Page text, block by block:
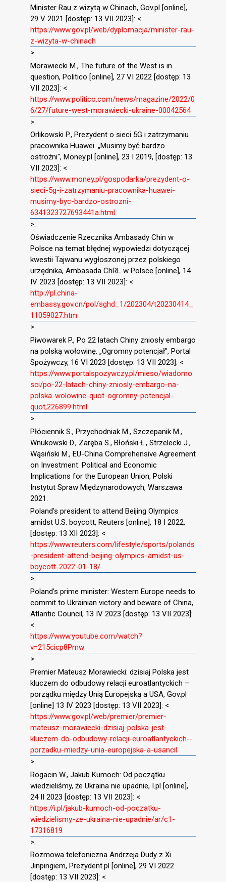
Minister Rau z wizytą w Chinach, Gov.pl [online],
29 V 2021 [dostęp: 13 VII 2023]: <
https://www.gov.pl/web/dyplomacja/minister-rau-
z-wizyta-w-chinach
>.
Morawiecki M., The future of the West is in
question, Politico [online], 27 VI 2022 [dostęp: 13
VII 2023]: <
https://www.politico.com/news/magazine/2022/0
6/27/future-west-morawiecki-ukraine-00042564
>.
Orlikowski P., Prezydent o sieci 5G i zatrzymaniu
pracownika Huawei. „Musimy być bardzo
ostrożni", Money.pl [online], 23 I 2019, [dostęp: 13
VII 2023]: <
https://www.money.pl/gospodarka/prezydent-o-
sieci-5g-i-zatrzymaniu-pracownika-huawei-
musimy-byc-bardzo-ostrozni-
6341323727693441a.html
>.
Oświadczenie Rzecznika Ambasady Chin w
Polsce na temat błędnej wypowiedzi dotyczącej
kwestii Tajwanu wygłoszonej przez polskiego
urzędnika, Ambasada ChRL w Polsce [online], 14
IV 2023 [dostęp: 13 VII 2023]: <
http://pl.china-
embassy.gov.cn/pol/sghd_1/202304/t20230414_
11059027.htm
>.
Piwowarek P., Po 22 latach Chiny zniosły embargo
na polską wołowinę. „Ogromny potencjał”, Portal
Spożywczy, 16 VI 2023 [dostęp: 13 VII 2023]: <
https://www.portalspozywczy.pl/mieso/wiadomo
sci/po-22-latach-chiny-zniosly-embargo-na-
polska-wolowine-quot-ogromny-potencjal-
quot,226899.html
>.
Płóciennik S., Przychodniak M., Szczepanik M.,
Wnukowski D., Zaręba S., Błoński Ł., Strzelecki J.,
Wąsiński M., EU-China Comprehensive Agreement
on Investment: Political and Economic
Implications for the European Union, Polski
Instytut Spraw Międzynarodowych, Warszawa
2021.
Poland's president to attend Beijing Olympics
amidst U.S. boycott, Reuters [online], 18 I 2022,
[dostęp: 13 XII 2023]: <
https://www.reuters.com/lifestyle/sports/polands
-president-attend-beijing-olympics-amidst-us-
boycott-2022-01-18/
>.
Poland’s prime minister: Western Europe needs to
commit to Ukrainian victory and beware of China,
Atlantic Council, 13 IV 2023 [dostęp: 13 VII 2023]:
<
https://www.youtube.com/watch?
v=215cicp8Pmw
>.
Premier Mateusz Morawiecki: dzisiaj Polska jest
kluczem do odbudowy relacji euroatlantyckich –
porządku między Unią Europejską a USA, Gov.pl
[online] 13 IV 2023 [dostęp: 13 VII 2023]: <
https://www.gov.pl/web/premier/premier-
mateusz-morawiecki-dzisiaj-polska-jest-
kluczem-do-odbudowy-relacji-euroatlantyckich--
porzadku-miedzy-unia-europejska-a-usancil
>.
Rogacin W., Jakub Kumoch: Od początku
wiedzieliśmy, że Ukraina nie upadnie, I.pl [online],
24 II 2023 [dostęp: 13 VII 2023]: <
https://i.pl/jakub-kumoch-od-poczatku-
wiedzielismy-ze-ukraina-nie-upadnie/ar/c1-
17316819
>.
Rozmowa telefoniczna Andrzeja Dudy z Xi
Jinpingiem, Prezydent.pl [online], 29 VI 2022
[dostęp: 13 VII 2023]: <